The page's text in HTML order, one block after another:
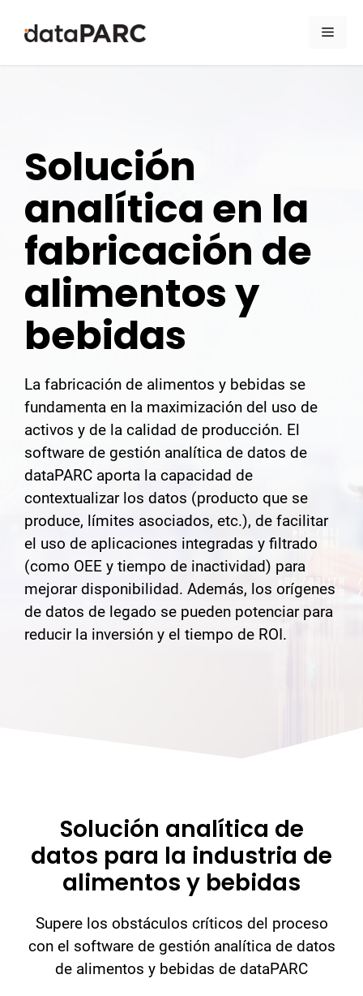
Solución
analítica en la
fabricación de
alimentos y
bebidas
La fabricación de alimentos y bebidas se
fundamenta en la maximización del uso de
activos y de la calidad de producción. El
software de gestión analítica de datos de
dataPARC aporta la capacidad de
contextualizar los datos (producto que se
produce, límites asociados, etc.), de facilitar
el uso de aplicaciones integradas y filtrado
(como OEE y tiempo de inactividad) para
mejorar disponibilidad. Además, los orígenes
de datos de legado se pueden potenciar para
reducir la inversión y el tiempo de ROI.
Solución analítica de
datos para la industria de
alimentos y bebidas
Supere los obstáculos críticos del proceso
con el software de gestión analítica de datos
de alimentos y bebidas de dataPARC